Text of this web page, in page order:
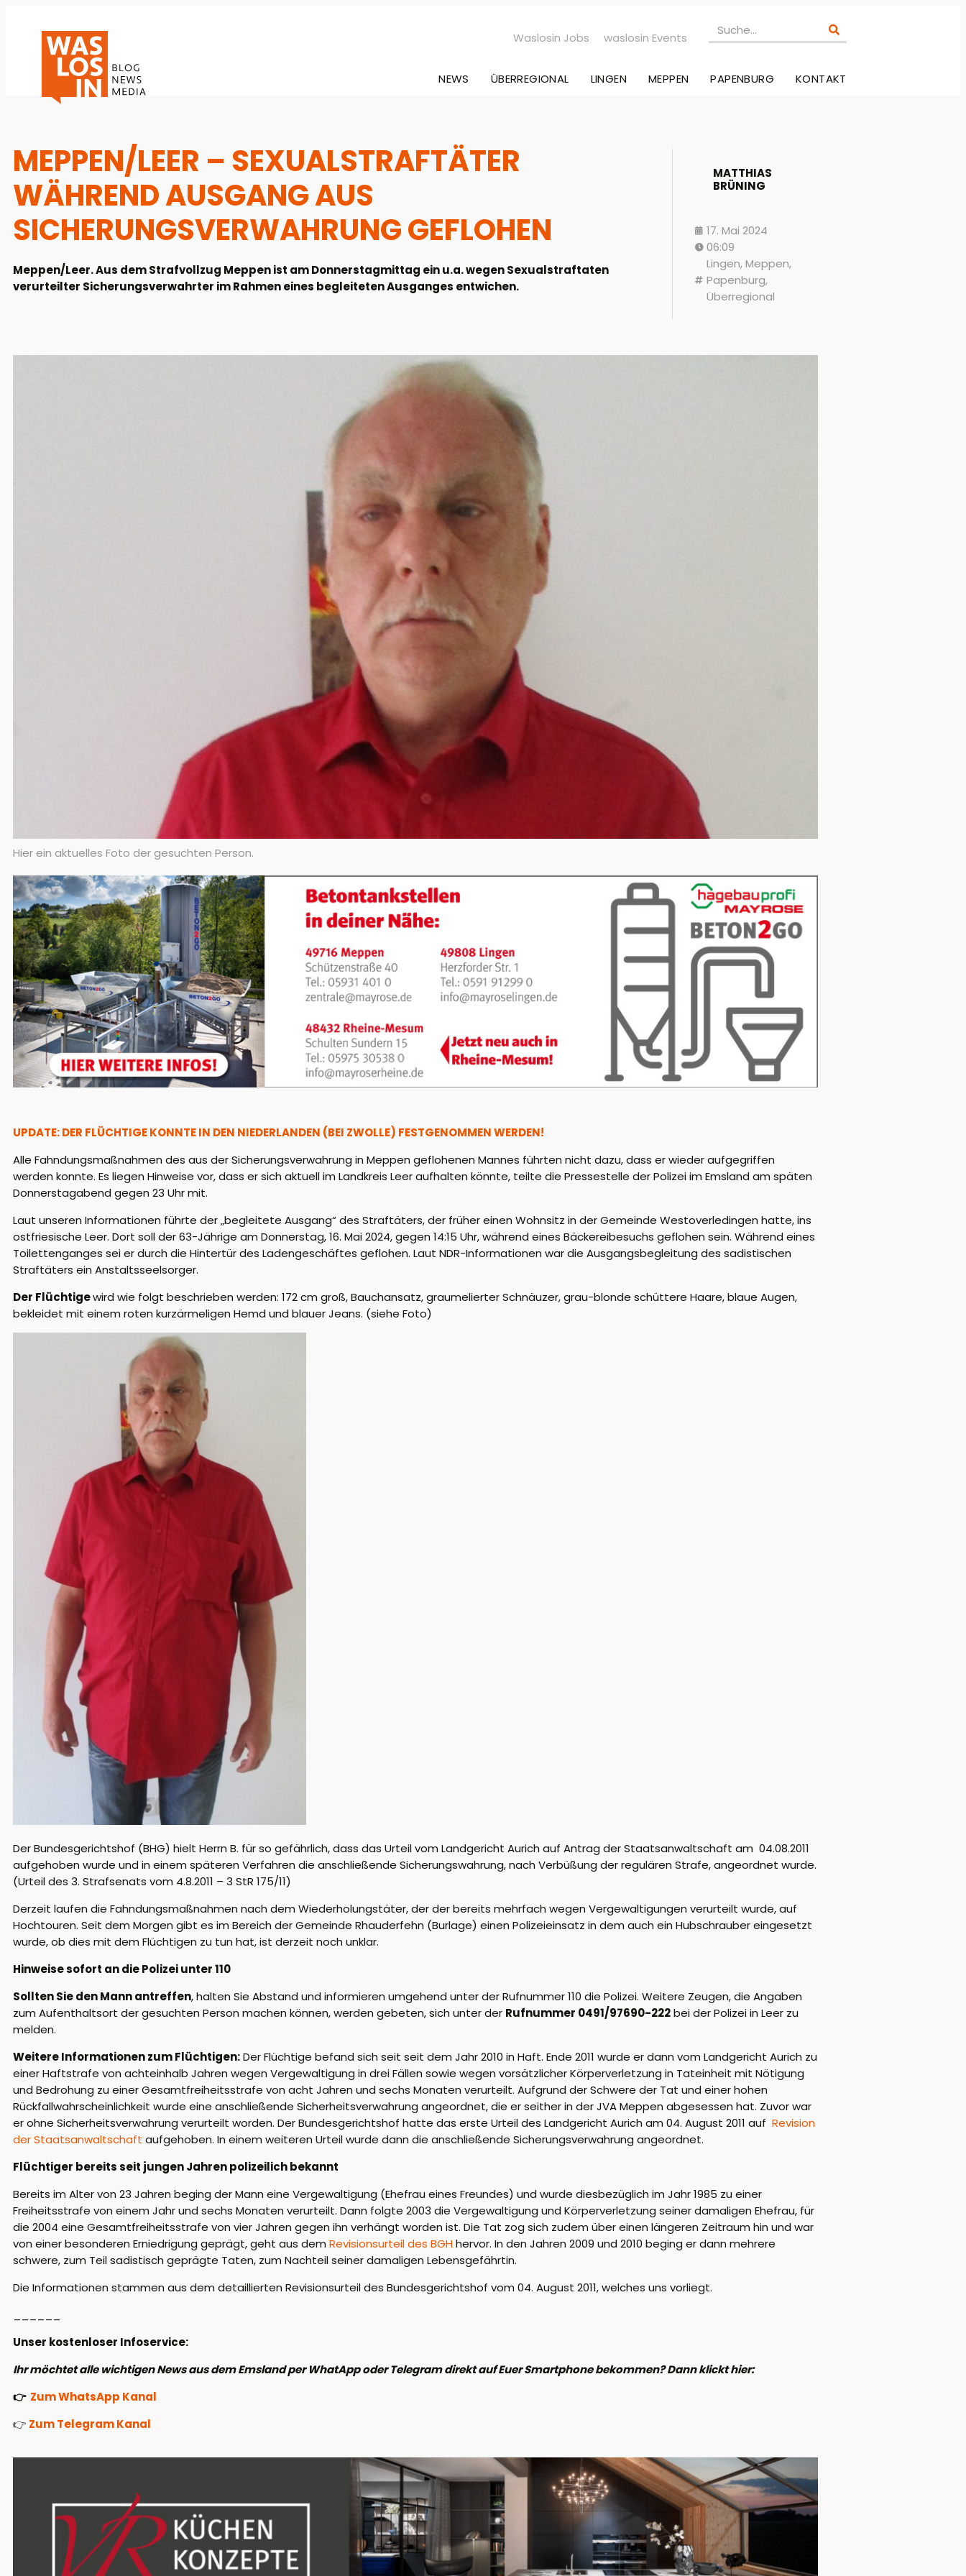
Waslosin Jobs waslosin Events
NEWS ÜBERREGIONAL LINGEN MEPPEN PAPENBURG KONTAKT
MEPPEN/LEER – SEXUALSTRAFTÄTER
WÄHREND AUSGANG AUS
SICHERUNGSVERWAHRUNG GEFLOHEN
Meppen/Leer. Aus dem Strafvollzug Meppen ist am Donnerstagmittag ein u.a. wegen Sexualstraftaten
verurteilter Sicherungsverwahrter im Rahmen eines begleiteten Ausganges entwichen.
MATTHIAS
BRÜNING
17. Mai 2024
06:09
Lingen,Meppen,
Papenburg,
Überregional
Hier ein aktuelles Foto der gesuchten Person.
UPDATE: DER FLÜCHTIGE KONNTE IN DEN NIEDERLANDEN (BEI ZWOLLE) FESTGENOMMEN WERDEN!
Alle Fahndungsmaßnahmen des aus der Sicherungsverwahrung in Meppen geflohenen Mannes führten nicht dazu, dass er wieder aufgegriffen
werden konnte. Es liegen Hinweise vor, dass er sich aktuell im Landkreis Leer aufhalten könnte, teilte die Pressestelle der Polizei im Emsland am späten
Donnerstagabend gegen 23 Uhr mit.
Laut unseren Informationen führte der „begleitete Ausgang“ des Straftäters, der früher einen Wohnsitz in der Gemeinde Westoverledingen hatte, ins
ostfriesische Leer. Dort soll der 63-Jährige am Donnerstag, 16. Mai 2024, gegen 14:15 Uhr, während eines Bäckereibesuchs geflohen sein. Während eines
Toilettenganges sei er durch die Hintertür des Ladengeschäftes geflohen. Laut NDR-Informationen war die Ausgangsbegleitung des sadistischen
Straftäters ein Anstaltsseelsorger.
Der Flüchtigewird wie folgt beschrieben werden: 172 cm groß, Bauchansatz, graumelierter Schnäuzer, grau-blonde schüttere Haare, blaue Augen,
bekleidet mit einem roten kurzärmeligen Hemd und blauer Jeans. (siehe Foto)
Der Bundesgerichtshof (BHG) hielt Herrn B. für so gefährlich, dass das Urteil vom Landgericht Aurich auf Antrag der Staatsanwaltschaft am 04.08.2011
aufgehoben wurde und in einem späteren Verfahren die anschließende Sicherungswahrung, nach Verbüßung der regulären Strafe, angeordnet wurde.
(Urteil des 3. Strafsenats vom 4.8.2011 – 3 StR 175/11)
Derzeit laufen die Fahndungsmaßnahmen nach dem Wiederholungstäter, der der bereits mehrfach wegen Vergewaltigungen verurteilt wurde, auf
Hochtouren. Seit dem Morgen gibt es im Bereich der Gemeinde Rhauderfehn (Burlage) einen Polizeieinsatz in dem auch ein Hubschrauber eingesetzt
wurde, ob dies mit dem Flüchtigen zu tun hat, ist derzeit noch unklar.
Hinweise sofort an die Polizei unter 110
Sollten Sie den Mann antreffen, halten Sie Abstand und informieren umgehend unter der Rufnummer 110 die Polizei. Weitere Zeugen, die Angaben
zum Aufenthaltsort der gesuchten Person machen können, werden gebeten, sich unter der Rufnummer 0491/97690-222bei der Polizei in Leer zu
melden.
Weitere Informationen zum Flüchtigen:Der Flüchtige befand sich seit seit dem Jahr 2010 in Haft. Ende 2011 wurde er dann vom Landgericht Aurich zu
einer Haftstrafe von achteinhalb Jahren wegen Vergewaltigung in drei Fällen sowie wegen vorsätzlicher Körperverletzung in Tateinheit mit Nötigung
und Bedrohung zu einer Gesamtfreiheitsstrafe von acht Jahren und sechs Monaten verurteilt. Aufgrund der Schwere der Tat und einer hohen
Rückfallwahrscheinlichkeit wurde eine anschließende Sicherheitsverwahrung angeordnet, die er seither in der JVA Meppen abgesessen hat. Zuvor war
er ohne Sicherheitsverwahrung verurteilt worden. Der Bundesgerichtshof hatte das erste Urteil des Landgericht Aurich am 04. August 2011 auf Revision
der Staatsanwaltschaft aufgehoben. In einem weiteren Urteil wurde dann die anschließende Sicherungsverwahrung angeordnet.
Flüchtiger bereits seit jungen Jahren polizeilich bekannt
Bereits im Alter von 23 Jahren beging der Mann eine Vergewaltigung (Ehefrau eines Freundes) und wurde diesbezüglich im Jahr 1985 zu einer
Freiheitsstrafe von einem Jahr und sechs Monaten verurteilt. Dann folgte 2003 die Vergewaltigung und Körperverletzung seiner damaligen Ehefrau, für
die 2004 eine Gesamtfreiheitsstrafe von vier Jahren gegen ihn verhängt worden ist. Die Tat zog sich zudem über einen längeren Zeitraum hin und war
von einer besonderen Erniedrigung geprägt, geht aus dem Revisionsurteil des BGHhervor. In den Jahren 2009 und 2010 beging er dann mehrere
schwere, zum Teil sadistisch geprägte Taten, zum Nachteil seiner damaligen Lebensgefährtin.
Die Informationen stammen aus dem detaillierten Revisionsurteil des Bundesgerichtshof vom 04. August 2011, welches uns vorliegt.
Unser kostenloser Infoservice:
Ihr möchtet alle wichtigen News aus dem Emsland per WhatApp oder Telegram direkt auf Euer Smartphone bekommen? Dann klickt hier:
👉 Zum WhatsApp Kanal
👉 Zum Telegram Kanal